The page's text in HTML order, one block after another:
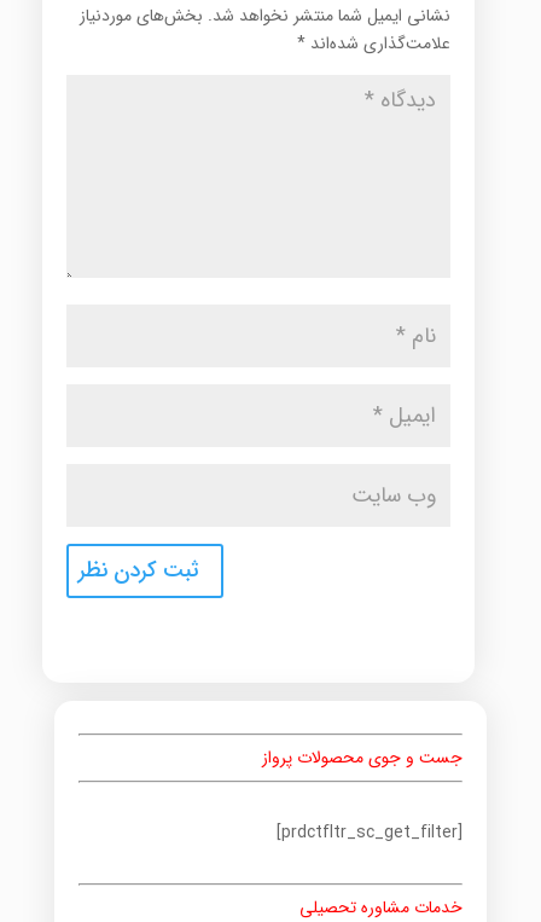
نشانی ایمیل شما منتشر نخواهد شد. بخش‌های موردنیاز
علامت‌گذاری شده‌اند *
جست و جوی محصولات پرواز
[prdctfltr_sc_get_filter]
خدمات مشاوره تحصیلی